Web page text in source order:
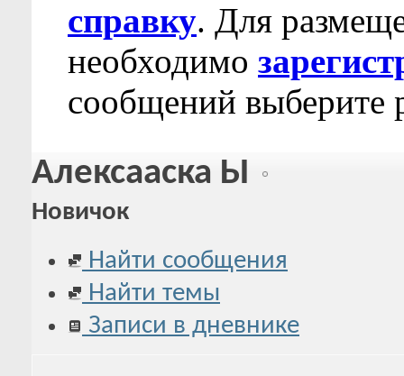
справку. Для
необходимо
сообщений выберите
Алексааска Ы
Новичок
Найти сообщения
Найти темы
Записи в дневнике